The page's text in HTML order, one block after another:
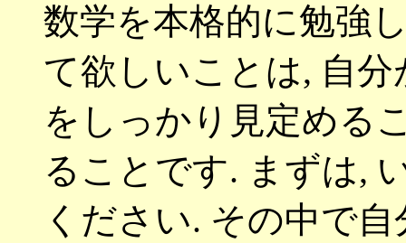
数学を本格的に勉強
て欲しいことは, 自
をしっかり見定める
ることです. まずは,
ください. その中で